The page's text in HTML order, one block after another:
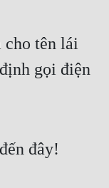
cho tên lái
gọi điện
đây!